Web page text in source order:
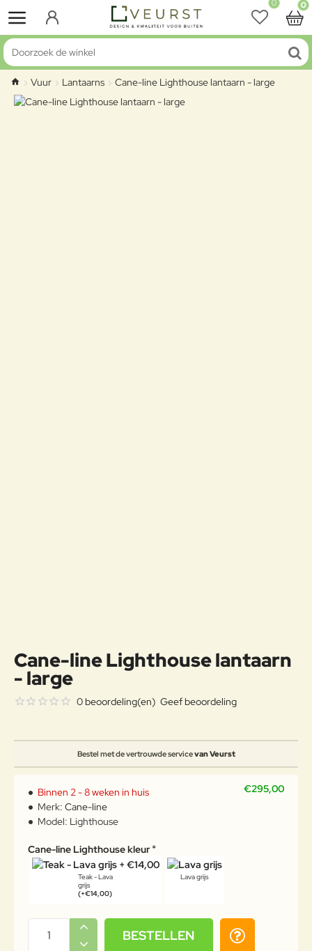
0 0
Doorzoek de winkel
home
Vuur Lantaarns Cane-line Lighthouse lantaarn - large
Cane-line Lighthouse lantaarn
- large
Bestel met de vertrouwde servicevan Veurst
0 beoordeling(en) Geef beoordeling
€295,00
Binnen 2 - 8 weken in huis
Merk: Cane-line
Model: Lighthouse
Cane-line Lighthouse kleur
Teak - Lava
grijs
(+€14,00)
Lava grijs
BESTELLEN